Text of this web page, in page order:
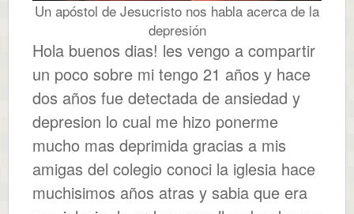
Un apóstol de Jesucristo nos habla acerca de la
depresión
Hola buenos dias! les vengo a compartir
un poco sobre mi tengo 21 años y hace
dos años fue detectada de ansiedad y
depresion lo cual me hizo ponerme
mucho mas deprimida gracias a mis
amigas del colegio conoci la iglesia hace
muchisimos años atras y sabia que era